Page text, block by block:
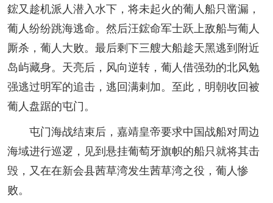
鋐又趁机派人潜入水下，将未起火的葡人船只凿漏，
葡人纷纷跳海逃命。然后汪鋐命军士跃上敌船与葡人
厮杀，葡人大败。最后剩下三艘大船趁天黑逃到附近
岛屿藏身。天亮后，风向逆转，葡人借强劲的北风勉
强逃过明军的追击，逃回满剌加。至此，明朝收回被
葡人盘踞的屯门。
屯门海战结束后，嘉靖皇帝要求中国战船对周边
海域进行巡逻，见到悬挂葡萄牙旗帜的船只就将其击
毁，又在在新会县茜草湾发生茜草湾之役，葡人惨
败。